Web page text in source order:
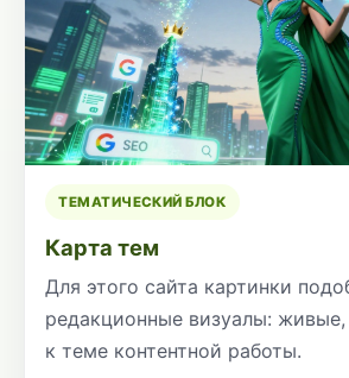
ТЕМАТИЧЕСКИЙ БЛОК
Карта тем
Для этого сайта картинки
редакционные визуалы:
к теме контентной работы.